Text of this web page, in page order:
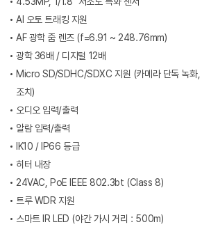
AI 오토 트래킹 지원
AF 광학 줌 렌즈 (f=6.91 ~ 248.76mm)
광학 36배 / 디지털 12배
Micro SD/SDHC/SDXC 지원 (카메라 단독 녹화
조치)
오디오 입력/출력
알람 입력/출력
IK10 / IP66 등급
히터 내장
24VAC, PoE IEEE 802.3bt (Class 8)
트루 WDR 지원
스마트 IR LED (야간 가시 거리 : 500m)